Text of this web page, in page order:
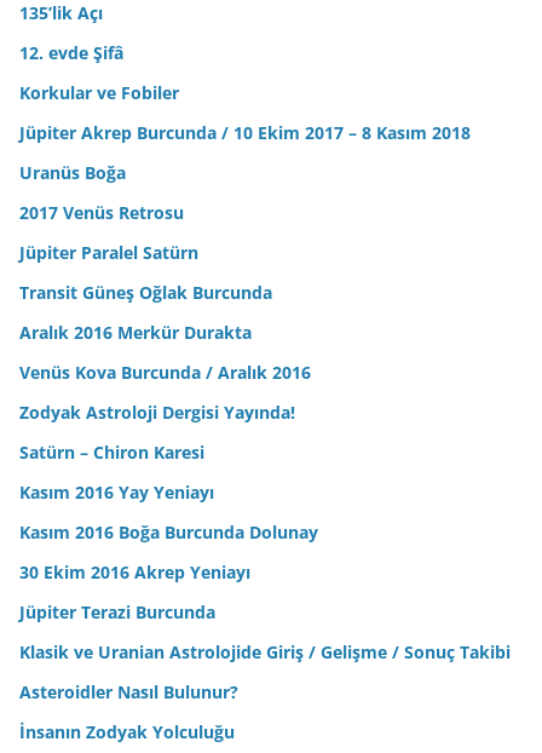
135’lik Açı
12. evde Şifâ
Korkular ve Fobiler
Jüpiter Akrep Burcunda / 10 Ekim 2017 – 8 Kasım 2018
Uranüs Boğa
2017 Venüs Retrosu
Jüpiter Paralel Satürn
Transit Güneş Oğlak Burcunda
Aralık 2016 Merkür Durakta
Venüs Kova Burcunda / Aralık 2016
Zodyak Astroloji Dergisi Yayında!
Satürn – Chiron Karesi
Kasım 2016 Yay Yeniayı
Kasım 2016 Boğa Burcunda Dolunay
30 Ekim 2016 Akrep Yeniayı
Jüpiter Terazi Burcunda
Klasik ve Uranian Astrolojide Giriş / Gelişme / Sonuç Takibi
Asteroidler Nasıl Bulunur?
İnsanın Zodyak Yolculuğu